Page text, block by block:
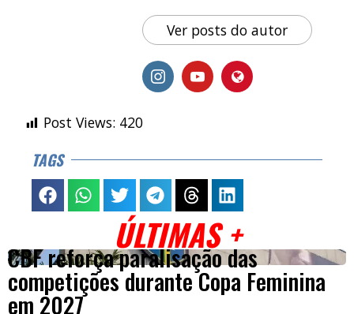
Ver posts do autor
Post Views: 420
TAGS
ÚLTIMAS +
CBF reforça paralisação das
competições durante Copa Feminina
em 2027